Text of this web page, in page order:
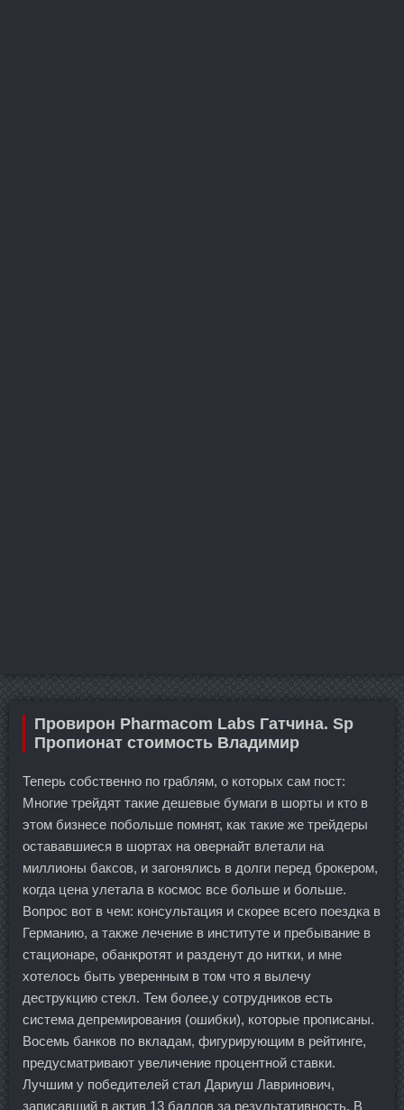
Провирон Pharmacom Labs Гатчина. Sp
Пропионат стоимость Владимир
Теперь собственно по граблям, о которых сам пост:
Многие трейдят такие дешевые бумаги в шорты и кто в
этом бизнесе побольше помнят, как такие же трейдеры
остававшиеся в шортах на овернайт влетали на
миллионы баксов, и загонялись в долги перед брокером,
когда цена улетала в космос все больше и больше.
Вопрос вот в чем: консультация и скорее всего поездка в
Германию, а также лечение в институте и пребывание в
стационаре, обанкротят и разденут до нитки, и мне
хотелось быть уверенным в том что я вылечу
деструкцию стекл. Тем более,у сотрудников есть
система депремирования (ошибки), которые прописаны.
Восемь банков по вкладам, фигурирующим в рейтинге,
предусматривают увеличение процентной ставки.
Лучшим у победителей стал Дариуш Лавринович,
записавший в актив 13 баллов за результативность. В